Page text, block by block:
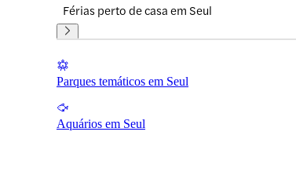
Férias perto de casa em Seul
Parques temáticos em Seul
Aquários em Seul